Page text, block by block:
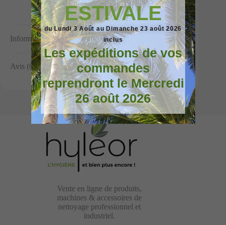
Informations complémentaires
Avis (0)
Vente en ligne de produits,
machines & accessoires de
nettoyage professionnel et
industriel.
ESTIVALE
du Lundi 3 Août au Dimanche 23 août 2026
inclus
Les expéditions de vos
commandes
reprendront le Mercredi
26 août 2026